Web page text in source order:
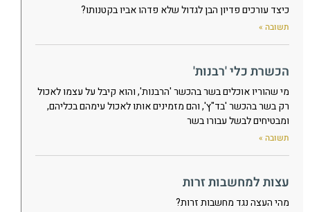
כיצד עורכים פדיון הבן לגדול שלא פדהו אביו בקטנותו?
תשובה »
הכשרת כלי 'רבנות'
מי שהוריו אוכלים בשר בהכשר 'הרבנות', והוא קיבל על עצמו לאכול
רק בשר בהכשר 'בד"ץ', והם מזמינים אותו לאכול עימהם בכליהם,
ומבטיחים לבשל עבורו בשר
תשובה »
עצות למחשבות זרות
מהי העצה נגד מחשבות זרות?